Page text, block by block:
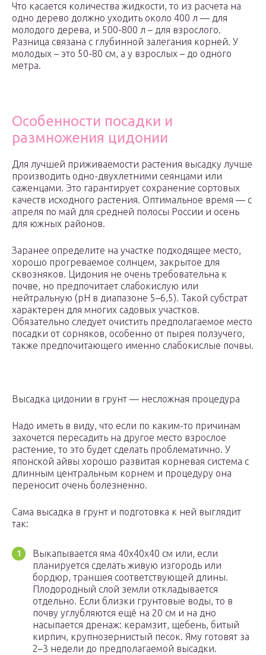
Что касается количества жидкости, то из расчета на
одно дерево должно уходить около 400 л — для
молодого дерева, и 500-800 л – для взрослого.
Разница связана с глубинной залегания корней. У
молодых – это 50-80 см, а у взрослых – до одного
метра.
Особенности посадки и
размножения цидонии
Для лучшей приживаемости растения высадку лучше
производить одно-двухлетними сеянцами или
саженцами. Это гарантирует сохранение сортовых
качеств исходного растения. Оптимальное время — с
апреля по май для средней полосы России и осень
для южных районов.
Заранее определите на участке подходящее место,
хорошо прогреваемое солнцем, закрытое для
сквозняков. Цидония не очень требовательна к
почве, но предпочитает слабокислую или
нейтральную (pH в диапазоне 5–6,5). Такой субстрат
характерен для многих садовых участков.
Обязательно следует очистить предполагаемое место
посадки от сорняков, особенно от пырея ползучего,
также предпочитающего именно слабокислые почвы.
Высадка цидонии в грунт — несложная процедура
Надо иметь в виду, что если по каким-то причинам
захочется пересадить на другое место взрослое
растение, то это будет сделать проблематично. У
японской айвы хорошо развитая корневая система с
длинным центральным корнем и процедуру она
переносит очень болезненно.
Сама высадка в грунт и подготовка к ней выглядит
так:
Выкапывается яма 40х40х40 см или, если
планируется сделать живую изгородь или
бордюр, траншея соответствующей длины.
Плодородный слой земли откладывается
отдельно. Если близки грунтовые воды, то в
почву углубляются ещё на 20 см и на дно
насыпается дренаж: керамзит, щебень, битый
кирпич, крупнозернистый песок. Яму готовят за
2–3 недели до предполагаемой высадки.